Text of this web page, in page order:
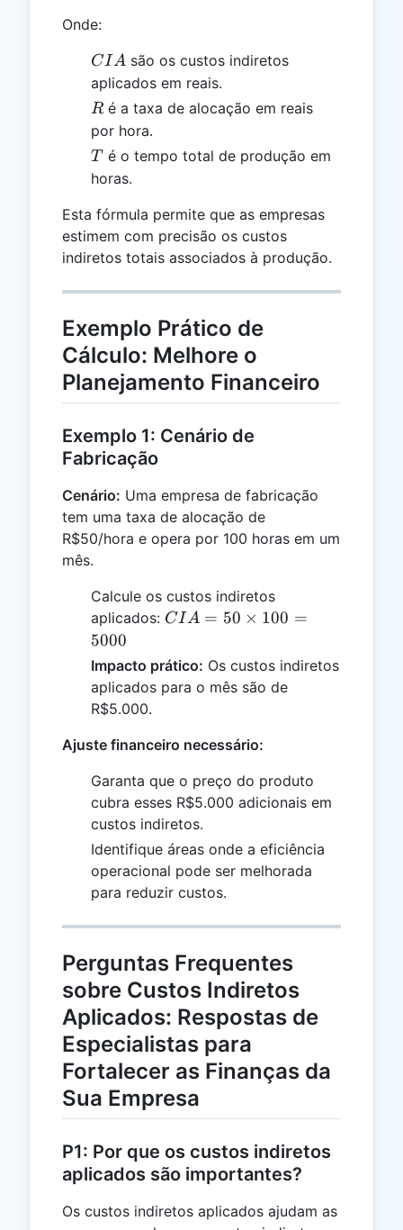
Onde:
CIA
CIA são os custos indiretos
aplicados em reais.
R
Ré a taxa de alocação em reais
por hora.
T
T é o tempo total de produção em
horas.
Esta fórmula permite que as empresas
estimem com precisão os custos
indiretos totais associados à produção.
Exemplo Prático de
Cálculo: Melhore o
Planejamento Financeiro
Exemplo 1: Cenário de
Fabricação
Cenário: Uma empresa de fabricação
tem uma taxa de alocação de
R$50/hora e opera por 100 horas em um
mês.
Calcule os custos indiretos
aplicados: CIA
\times
5000
CIA = 50 × 100 =
5000
Impacto prático: Os custos indiretos
aplicados para o mês são de
R$5.000.
Ajuste financeiro necessário:
Garanta que o preço do produto
cubra esses R$5.000 adicionais em
custos indiretos.
Identifique áreas onde a eficiência
operacional pode ser melhorada
para reduzir custos.
Perguntas Frequentes
sobre Custos Indiretos
Aplicados: Respostas de
Especialistas para
Fortalecer as Finanças da
Sua Empresa
P1: Por que os custos indiretos
aplicados são importantes?
Os custos indiretos aplicados ajudam as